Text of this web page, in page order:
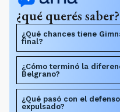
¿qué querés saber?
¿Qué chances tiene
final?
¿Cómo terminó la
Belgrano?
¿Qué pasó con el
expulsado?